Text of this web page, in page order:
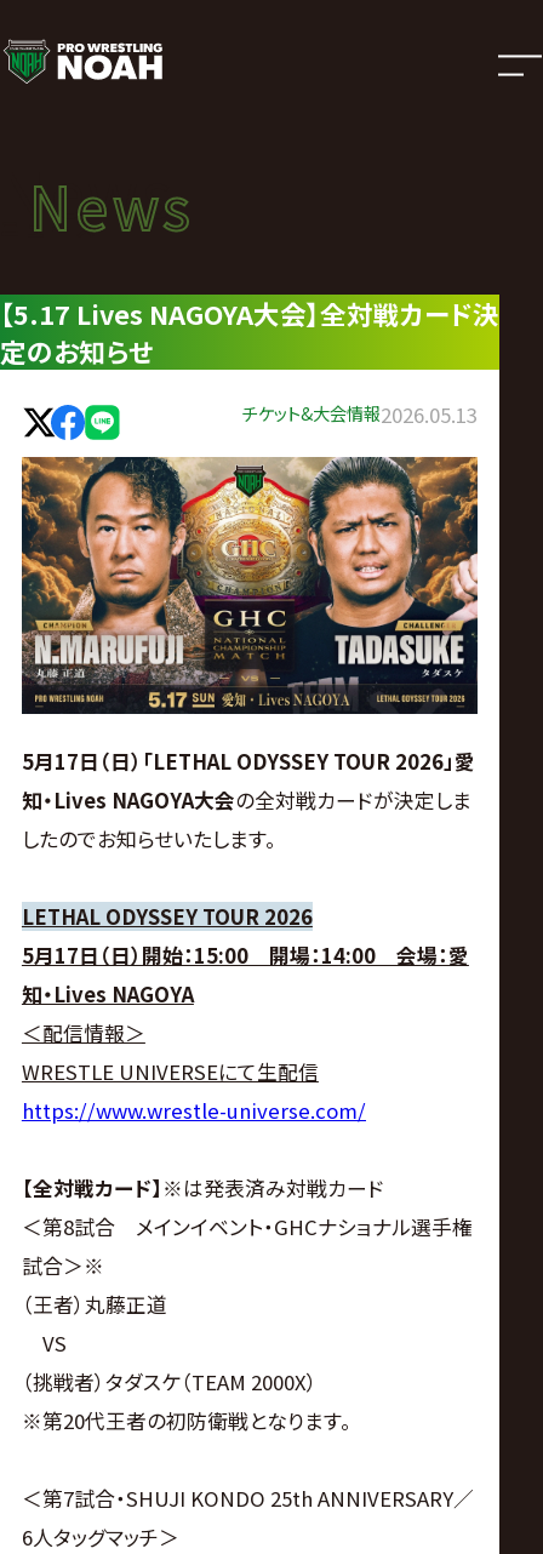
ニ
ュ
ー
ス
|
プ
ロ
レ
ス
リ
ン
グ・
ノ
ア
公
式
サ
イ
ト
News
ニュース
News
【5.17 Lives NAGOYA大会】全対戦カード決
定のお知らせ
チケット&大会情報2026.05.13
5月17日（日）「LETHAL ODYSSEY TOUR 2026」愛
知・Lives NAGOYA大会の全対戦カードが決定しま
したのでお知らせいたします。
LETHAL ODYSSEY TOUR 2026
5月17日（日）開始：15:00 開場：14:00 会場：愛
知・Lives NAGOYA
＜配信情報＞
WRESTLE UNIVERSEにて生配信
https://www.wrestle-universe.com/
【全対戦カード】 ※は発表済み対戦カード
＜第8試合 メインイベント・GHCナショナル選手権
試合＞※
（王者）丸藤正道
VS
（挑戦者）タダスケ（TEAM 2000X）
※第20代王者の初防衛戦となります。
＜第7試合・SHUJI KONDO 25th ANNIVERSARY／
6人タッグマッチ＞